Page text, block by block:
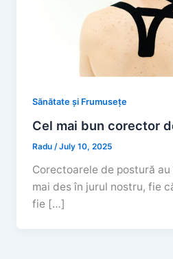
Sănătate și Frumusețe
Cel mai bun corector
Radu/July 10, 2025
Corectoarele de postură
mai des în jurul nostru, fie
fie […]